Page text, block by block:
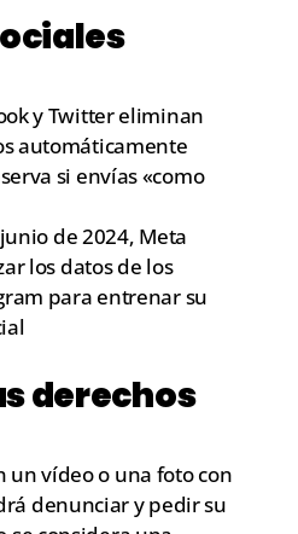
y Twitter eliminan
automáticamente
si envías «como
de 2024, Meta
los datos de los
para entrenar su
derechos
un vídeo o una foto con
denunciar y pedir su